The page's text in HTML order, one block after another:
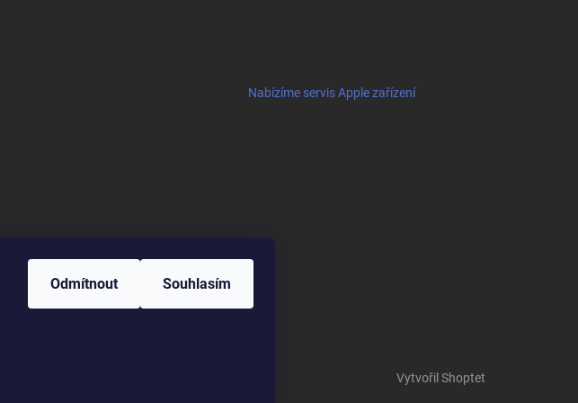
Odmítnout Souhlasím
Nabízíme servis Apple zařízení
Vytvořil Shoptet